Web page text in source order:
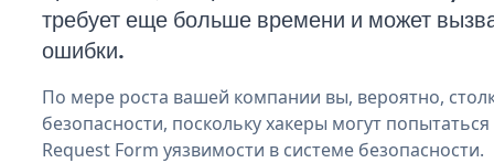
требует еще больше времени и может
ошибки.
По мере роста вашей компании вы, вероятно,
безопасности, поскольку хакеры могут
Request Form уязвимости в системе безопасности.